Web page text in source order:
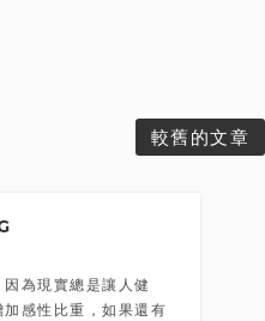
較舊的文章
為現實總是讓人健
感性比重，如果還有